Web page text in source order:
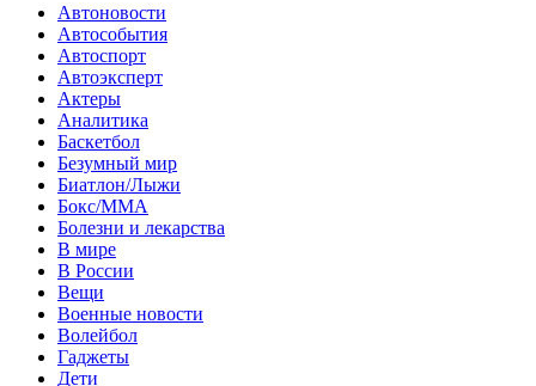
Автоновости
Автособытия
Автоспорт
Автоэксперт
Актеры
Аналитика
Баскетбол
Безумный мир
Биатлон/Лыжи
Бокс/MMA
Болезни и лекарства
В мире
В России
Вещи
Военные новости
Волейбол
Гаджеты
Дети